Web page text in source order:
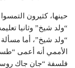
حينها، كثيرون
“ولد شيخ” وثانيا
“ولد شيخ”، أما
الأممي أنه أعمى
فلسفة “جان جاك